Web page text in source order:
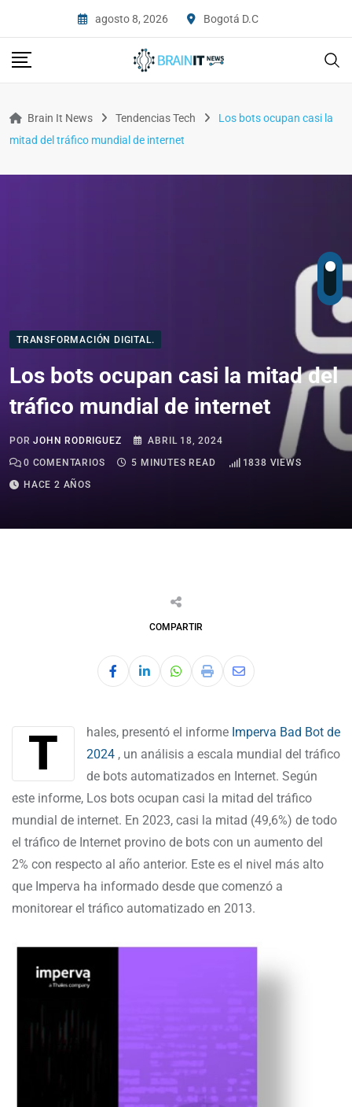
agosto 8, 2026 Bogotá D.C
Brain It News Tendencias Tech
Los bots ocupan casi la
mitad del tráfico mundial de internet
TRANSFORMACIÓN DIGITAL.
Los bots ocupan casi la mitad del
tráfico mundial de internet
PORJOHN RODRIGUEZ
ABRIL 18, 2024
0 COMENTARIOS 5 MINUTES READ 1838 VIEWS
HACE 2 AÑOS
COMPARTIR
Thales, presentó el informe Imperva Bad Bot de
2024 , un análisis a escala mundial del tráfico
de bots automatizados en Internet. Según
este informe, Los bots ocupan casi la mitad del tráfico
mundial de internet. En 2023, casi la mitad (49,6%) de todo
el tráfico de Internet provino de bots con un aumento del
2% con respecto al año anterior. Este es el nivel más alto
que Imperva ha informado desde que comenzó a
monitorear el tráfico automatizado en 2013.